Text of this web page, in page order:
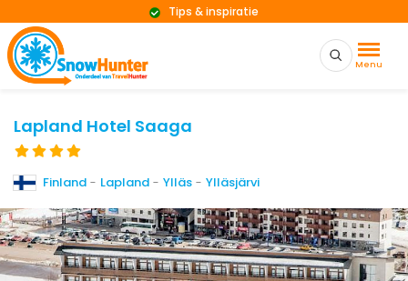
Menu
Tips & inspiratie
Lapland Hotel Saaga
Finland - Lapland - Ylläs - Ylläsjärvi